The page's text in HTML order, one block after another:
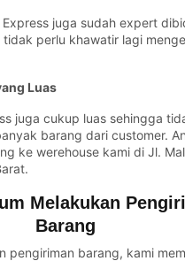
juga sudah expert
perlu khawatir lagi
Luas
juga cukup luas sehingga
barang dari customer.
ke werehouse kami di Jl.
Melakukan
Barang
pengiriman barang, kami